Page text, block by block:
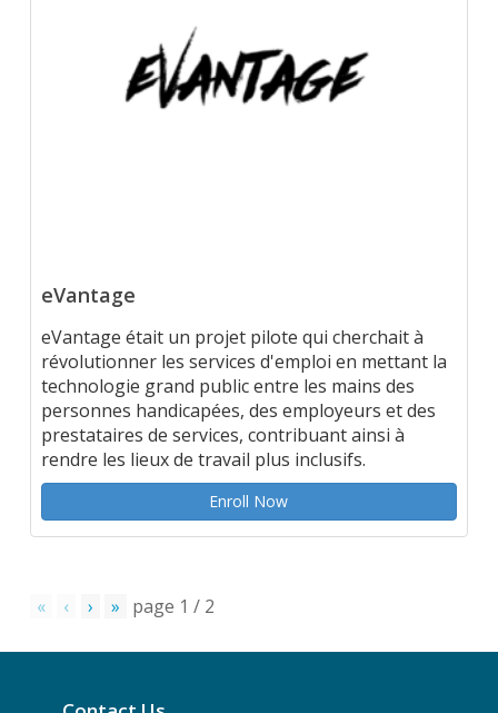
eVantage
eVantage était un projet pilote qui cherchait à
révolutionner les services d'emploi en mettant la
technologie grand public entre les mains des
personnes handicapées, des employeurs et des
prestataires de services, contribuant ainsi à
rendre les lieux de travail plus inclusifs.
Enroll Now
« ‹ › » page 1 / 2